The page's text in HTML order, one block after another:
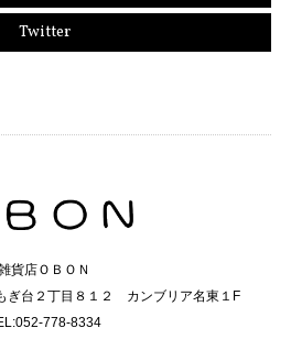
Twitter
貨店ＯＢＯＮ
ぎ台２丁目８１２ カンブリア名東１F
778-8334